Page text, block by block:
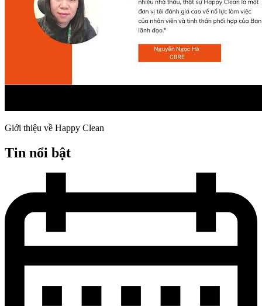
Giới thiệu về Happy Clean
Tin nổi bật